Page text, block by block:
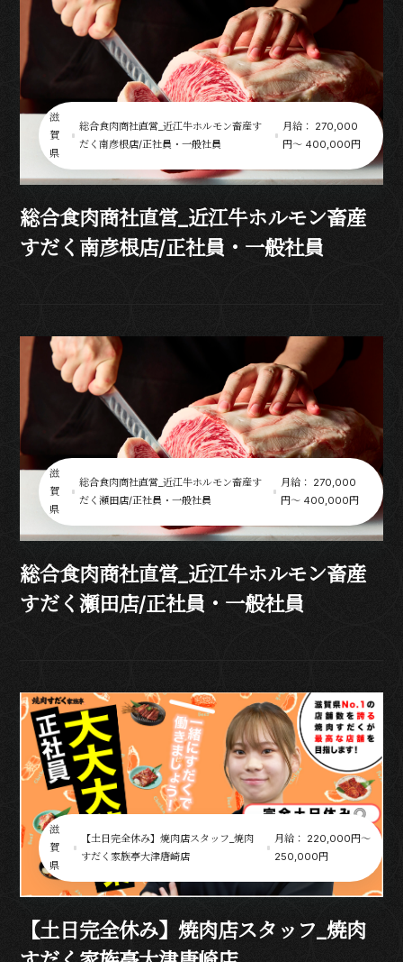
滋
賀
県
総合食肉商社直営_近江牛ホルモン畜産す
だく南彦根店/正社員・一般社員
月給： 270,000
円〜 400,000円
総合食肉商社直営_近江牛ホルモン畜産
すだく南彦根店/正社員・一般社員
滋
賀
県
総合食肉商社直営_近江牛ホルモン畜産す
だく瀬田店/正社員・一般社員
月給： 270,000
円〜 400,000円
総合食肉商社直営_近江牛ホルモン畜産
すだく瀬田店/正社員・一般社員
滋
賀
県
【土日完全休み】焼肉店スタッフ_焼肉
すだく家族亭大津唐崎店
月給： 220,000円〜
250,000円
【土日完全休み】焼肉店スタッフ_焼肉